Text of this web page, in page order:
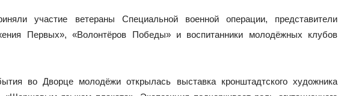
участие ветераны Специальной военной операции, представители
Первых», «Волонтёров Победы» и воспитанники молодёжных клубов
во Дворце молодёжи открылась выставка кронштадтского художника